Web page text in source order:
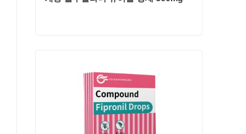
지금 연락